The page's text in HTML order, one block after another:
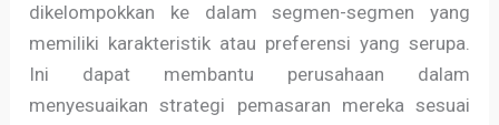
dikelompokkan ke dalam segmen-segmen yang
memiliki karakteristik atau preferensi yang serupa.
Ini dapat membantu perusahaan dalam
menyesuaikan strategi pemasaran mereka sesuai